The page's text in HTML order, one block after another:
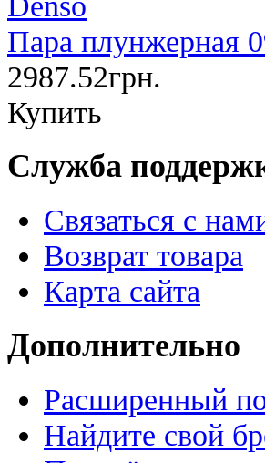
Пара плунжерная
2987.52грн.
Купить
Служба
Связаться с
Возврат товара
Карта сайта
Дополнительно
Расширенный
Найдите свой